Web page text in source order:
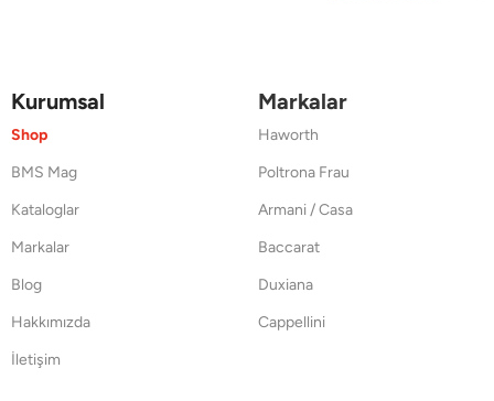
Kurumsal
Shop
BMS Mag
Kataloglar
Markalar
Blog
Hakkımızda
İletişim
Markalar
Haworth
Poltrona Frau
Armani / Casa
Baccarat
Duxiana
Cappellini